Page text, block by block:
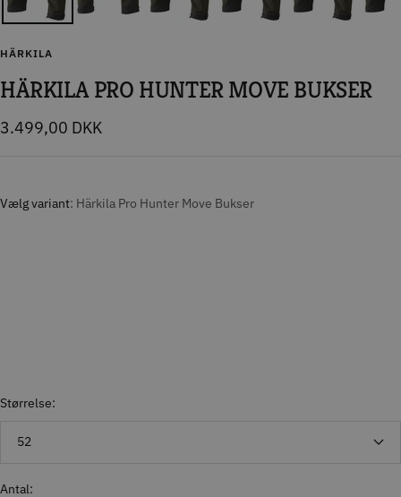
HÄRKILA
HÄRKILA PRO HUNTER MOVE BUKSER
Tilbudspris
3.499,00 DKK
Vælg variant Härkila Pro Hunter Move Bukser
Størrelse:
52
Antal: